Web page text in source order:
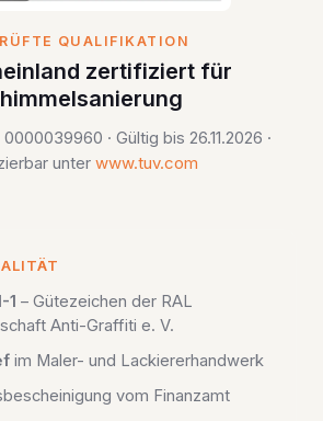
QUALIFIKATION
zertifiziert für
· Gültig bis 26.11.2026 ·
unter www.tuv.com
1 – Gütezeichen der RAL
Anti-Graffiti e. V.
im Maler- und Lackiererhandwerk
vom Finanzamt